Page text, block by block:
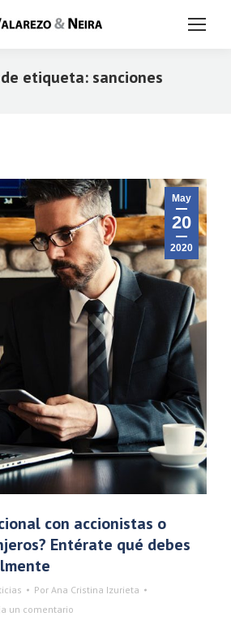
etiqueta: sanciones
May
20
2020
con accionistas o
Entérate qué debes
Por Ana Cristina Izurieta
un comentario